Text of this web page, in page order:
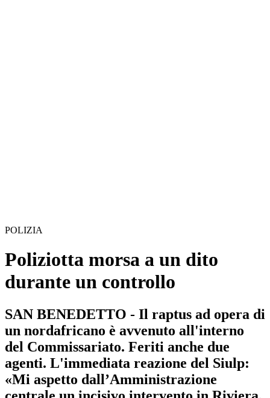
POLIZIA
Poliziotta morsa a un dito
durante un controllo
SAN BENEDETTO - Il raptus ad opera di
un nordafricano è avvenuto all'interno
del Commissariato. Feriti anche due
agenti. L'immediata reazione del Siulp:
«Mi aspetto dall’Amministrazione